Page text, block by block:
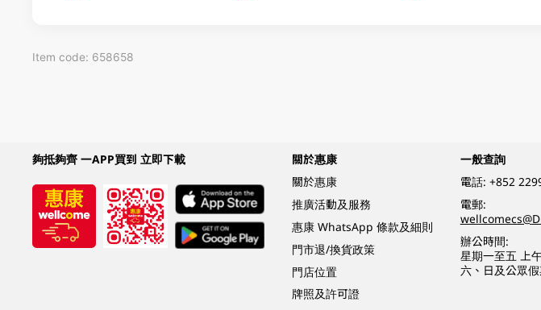
Item code: 658658
夠抵夠齊 一APP買到 立即下載
關於惠康
關於惠康
推廣活動及服務
惠康 WhatsApp 條款及細則
門市退/換貨政策
門店位置
牌照及許可證
一般查詢
電話: +852
電郵:
辦公時間:
星期一至五 上
六、日及公眾